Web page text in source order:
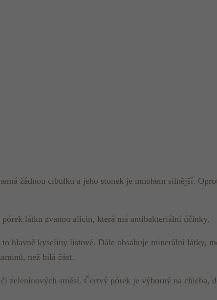
žádnou cibulku a jeho stonek je mnohem silnější.
látku zvanou alicin, která má antibakteriální účinky.
hlavně kyseliny listové. Dále obsahuje minerální látky,
než bílá část.
směsí. Čertvý pórek je výborný na chleba,